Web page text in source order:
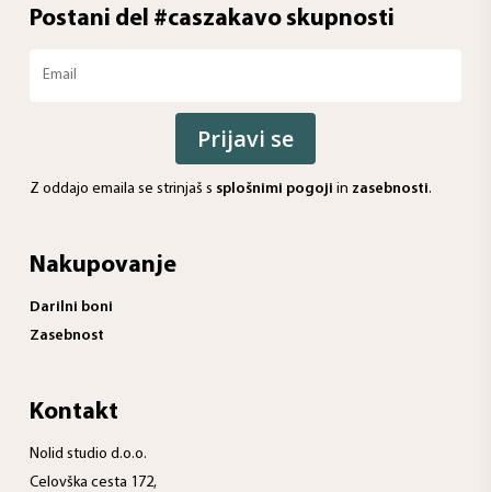
Postani del #caszakavo skupnosti
Prijavi se
Z oddajo emaila se strinjaš s splošnimi pogoji in zasebnosti.
Nakupovanje
Darilni boni
Zasebnost
Kontakt
Nolid studio d.o.o.
Celovška cesta 172,